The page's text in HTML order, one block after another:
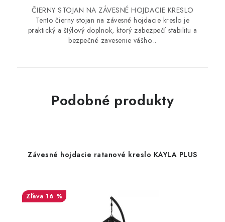
ČIERNY STOJAN NA ZÁVESNÉ HOJDACIE KRESLO
Tento čierny stojan na závesné hojdacie kreslo je
praktický a štýlový doplnok, ktorý zabezpečí stabilitu a
bezpečné zavesenie vášho...
Podobné produkty
Závesné hojdacie ratanové kreslo KAYLA PLUS
16 %